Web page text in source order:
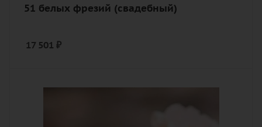
51 белых фрезий (свадебный)
17 501 ₽